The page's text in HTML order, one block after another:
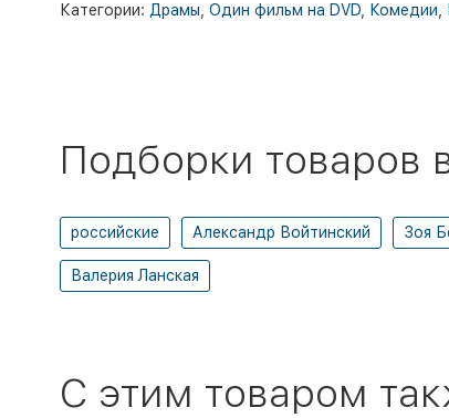
Категории: Драмы Один фильм на DVD, Комедии
Подборки товаров
российские Александр Войтинский Зоя
Валерия Ланская
C этим товаром